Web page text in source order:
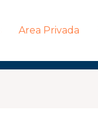
Area Privada